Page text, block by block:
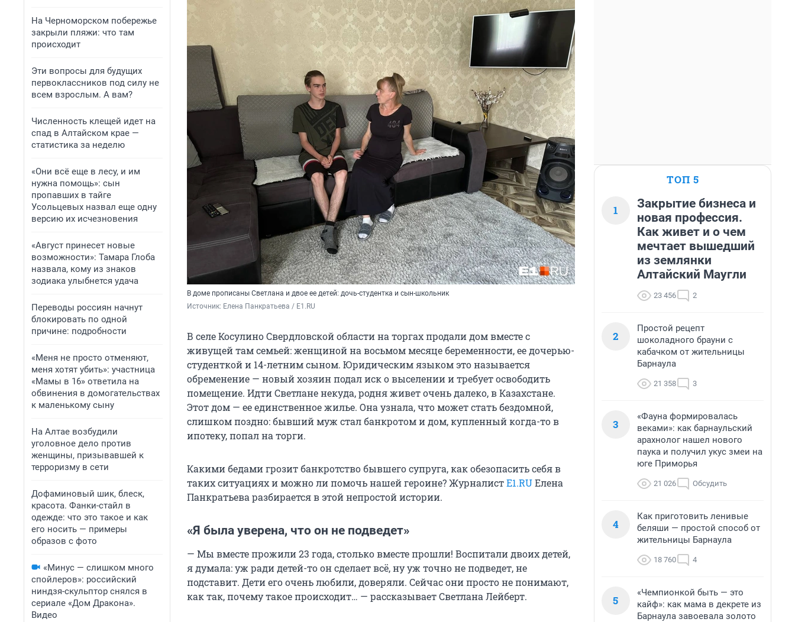
На Черноморском побережье
закрыли пляжи: что там
происходит
Эти вопросы для будущих
первоклассников под силу не
всем взрослым. А вам?
Численность клещей идет на
спад в Алтайском крае —
статистика за неделю
«Они всё еще в лесу, и им
нужна помощь»: сын
пропавших в тайге
Усольцевых назвал еще одну
версию их исчезновения
«Август принесет новые
возможности»: Тамара Глоба
назвала, кому из знаков
зодиака улыбнется удача
Переводы россиян начнут
блокировать по одной
причине: подробности
«Меня не просто отменяют,
меня хотят убить»: участница
«Мамы в 16» ответила на
обвинения в домогательствах
к маленькому сыну
На Алтае возбудили
уголовное дело против
женщины, призывавшей к
терроризму в сети
Дофаминовый шик, блеск,
красота. Фанки-стайл в
одежде: что это такое и как
его носить — примеры
образов с фото
«Минус — слишком много
спойлеров»: российский
ниндзя-скульптор снялся в
сериале «Дом Дракона».
Видео
В доме прописаны Светлана и двое ее детей: дочь-студентка и сын-школьник
Источник: Елена Панкратьева / E1.RU
В селе Косулино Свердловской области на торгах продали дом вместе с
живущей там семьей: женщиной на восьмом месяце беременности, ее дочерью-
студенткой и 14-летним сыном. Юридическим языком это называется
обременение — новый хозяин подал иск о выселении и требует освободить
помещение. Идти Светлане некуда, родня живет очень далеко, в Казахстане.
Этот дом — ее единственное жилье. Она узнала, что может стать бездомной,
слишком поздно: бывший муж стал банкротом и дом, купленный когда-то в
ипотеку, попал на торги.
Какими бедами грозит банкротство бывшего супруга, как обезопасить себя в
таких ситуациях и можно ли помочь нашей героине? ЖурналистE1.RUЕлена
Панкратьева разбирается в этой непростой истории.
«Я была уверена, что он не подведет»
— Мы вместе прожили 23 года, столько вместе прошли! Воспитали двоих детей,
я думала: уж ради детей-то он сделает всё, ну уж точно не подведет, не
подставит. Дети его очень любили, доверяли. Сейчас они просто не понимают,
как так, почему такое происходит… — рассказывает Светлана Лейберт.
ТОП 5
1
Закрытие бизнеса и
новая профессия.
Как живет и о чем
мечтает вышедший
из землянки
Алтайский Маугли
23 456 2
2
Простой рецепт
шоколадного брауни с
кабачком от жительницы
Барнаула
21 358 3
3
«Фауна формировалась
веками»: как барнаульский
арахнолог нашел нового
паука и получил укус змеи на
юге Приморья
21 026 Обсудить
4
Как приготовить ленивые
беляши — простой способ от
жительницы Барнаула
18 760 4
5
«Чемпионкой быть — это
кайф»: как мама в декрете из
Барнаула завоевала золото